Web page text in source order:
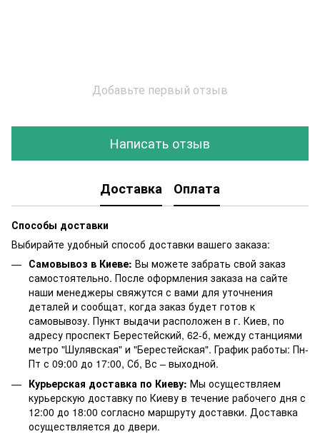
Добавьте первый отзыв
Написать отзыв
Доставка Оплата
Способы доставки
Выбирайте удобный способ доставки вашего заказа:
Самовывоз в Киеве: Вы можете забрать свой заказ
самостоятельно. После оформления заказа на сайте
наши менеджеры свяжутся с вами для уточнения
деталей и сообщат, когда заказ будет готов к
самовывозу. Пункт выдачи расположен в г. Киев, по
адресу проспект Берестейский, 62-б, между станциями
метро "Шулявская" и "Берестейская". График работы: Пн-
Пт с 09:00 до 17:00, Сб, Вс – выходной.
Курьерская доставка по Киеву: Мы осуществляем
курьерскую доставку по Киеву в течение рабочего дня с
12:00 до 18:00 согласно маршруту доставки. Доставка
осуществляется до двери.